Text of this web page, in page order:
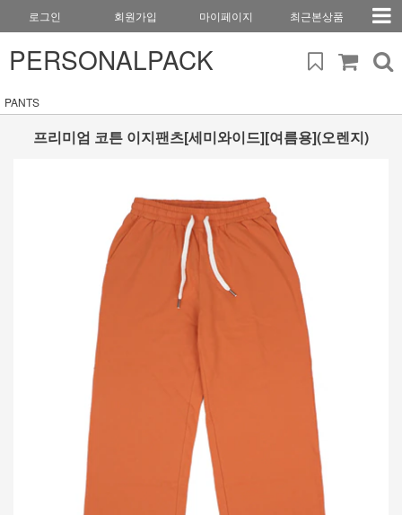
로그인 회원가입 마이페이지 최근본상품
PERSONALPACK
PANTS
프리미엄 코튼 이지팬츠[세미와이드][여름용](오렌지)